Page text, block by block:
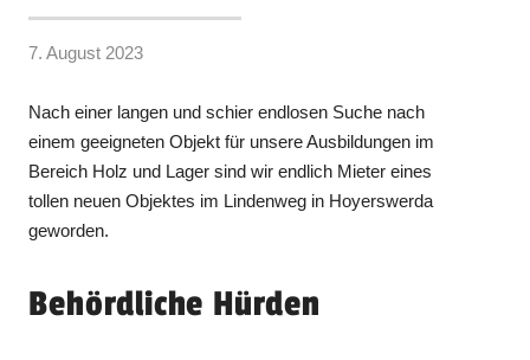
7. August 2023
Nach einer langen und schier endlosen Suche nach
einem geeigneten Objekt für unsere Ausbildungen im
Bereich Holz und Lager sind wir endlich Mieter eines
tollen neuen Objektes im Lindenweg in Hoyerswerda
geworden.
Behördliche Hürden